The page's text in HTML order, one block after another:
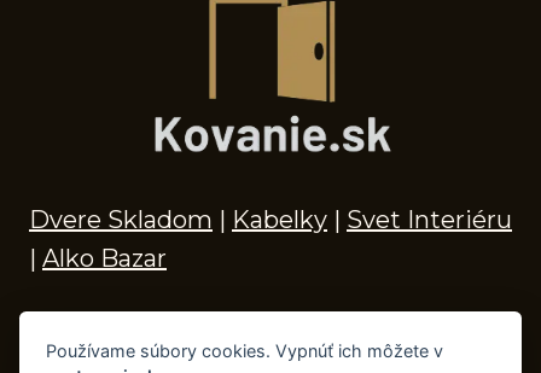
Dvere Skladom | Kabelky | Svet Interiéru
| Alko Bazar
Používame súbory cookies. Vypnúť ich môžete v